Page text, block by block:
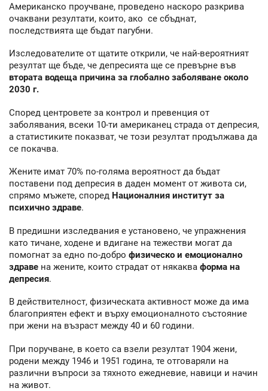
Американско проучване, проведено наскоро разкрива
очаквани резултати, които, ако се сбъднат,
последствията ще бъдат пагубни.
Изследователите от щатите открили, че най-вероятният
резултат ще бъде, че депресията ще се превърне във
втората водеща причина за глобално заболяване около
2030 г.
Според центровете за контрол и превенция от
заболявания, всеки 10-ти американец страда от депресия,
а статистиките показват, че този резултат продължава да
се покачва.
Жените имат 70% по-голяма вероятност да бъдат
поставени под депресия в даден момент от живота си,
спрямо мъжете, според Националния институт за
психично здраве.
В предишни изследвания е установено, че упражнения
като тичане, ходене и вдигане на тежестви могат да
помогнат за едно по-добро физическо и емоционално
здраве на жените, които страдат от някаква форма на
депресия.
В действителност, физическата активност може да има
благоприятен ефект и върху емоционалното състояние
при жени на възраст между 40 и 60 години.
При поручване, в което са взели резултат 1904 жени,
родени между 1946 и 1951 година, те отговаряли на
различни въпроси за тяхното ежедневие, навици и начин
на живот.